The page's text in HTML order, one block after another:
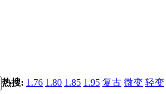
热搜: 1.76 1.80 1.85 1.95 复古 微变 轻变